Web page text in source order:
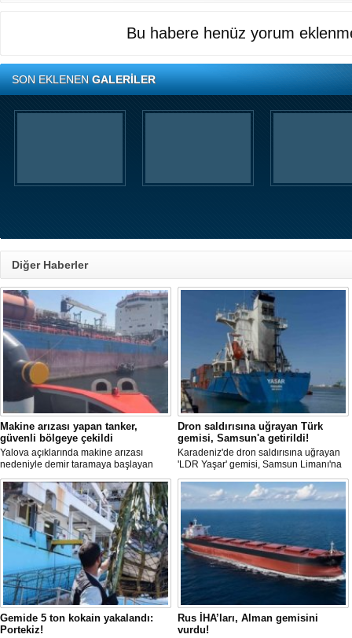
Bu habere henüz yorum
SON EKLENENGALERİLER
Diğer Haberler
Makine arızası yapan tanker,
güvenli bölgeye çekildi
Yalova açıklarında makine arızası
nedeniyle demir taramaya başlayan
tanker, römorkör eşliğinde güvenli
şekilde demirleme sahasına alındı.
Dron saldırısına uğrayan Türk
gemisi, Samsun'a getirildi!
Karadeniz'de dron saldırısına uğrayan
'LDR Yaşar' gemisi, Samsun Limanı'na
güvenli bir şekilde ulaştı. Saldırıda can
kaybı yaşanmadı, ancak büyük çapta
maddi hasar oluştu.
Gemide 5 ton kokain yakalandı:
Portekiz!
Rus İHA’ları, Alman gemisini
vurdu!